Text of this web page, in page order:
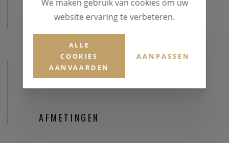
MATERIAAL
AFMETINGEN
We maken gebruik van cookies om uw
website ervaring te verbeteren.
ALLE
COOKIES
AANVAARDEN
AANPASSEN